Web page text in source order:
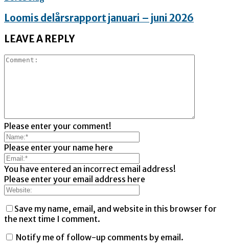
Loomis delårsrapport januari – juni 2026
LEAVE A REPLY
Please enter your comment!
Please enter your name here
You have entered an incorrect email address!
Please enter your email address here
Save my name, email, and website in this browser for
the next time I comment.
Notify me of follow-up comments by email.